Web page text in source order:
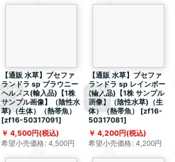
【通販 水草】ブセファ
ランドラ sp ブラウニー
ヘルメス(輸入品)【1株
サンプル画像】（陰性水
草)（生体）（熱帯魚）
[zf16-50317091]
4,500円(税込)
希望小売価格: 4,500円
【通販 水草】ブセファ
ランドラ sp レインボー
(輸入品)【1株 サンプル
画像】（陰性水草)（生
体）（熱帯魚）
[zf16-
50317081]
4,200円(税込)
希望小売価格: 4,200円